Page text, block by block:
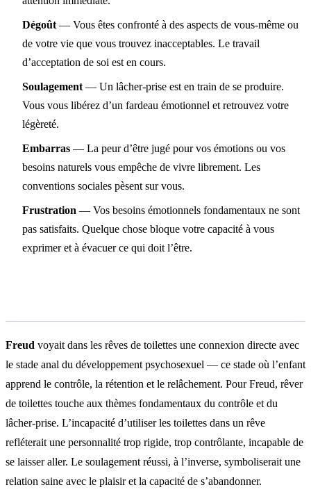
Dégoût — Vous êtes confronté à des aspects de vous-même ou
de votre vie que vous trouvez inacceptables. Le travail
d’acceptation de soi est en cours.
Soulagement — Un lâcher-prise est en train de se produire.
Vous vous libérez d’un fardeau émotionnel et retrouvez votre
légèreté.
Embarras — La peur d’être jugé pour vos émotions ou vos
besoins naturels vous empêche de vivre librement. Les
conventions sociales pèsent sur vous.
Frustration — Vos besoins émotionnels fondamentaux ne sont
pas satisfaits. Quelque chose bloque votre capacité à vous
exprimer et à évacuer ce qui doit l’être.
Freud voyait dans les rêves de toilettes une connexion directe avec
le stade anal du développement psychosexuel — ce stade où l’enfant
apprend le contrôle, la rétention et le relâchement. Pour Freud, rêver
de toilettes touche aux thèmes fondamentaux du contrôle et du
lâcher-prise. L’incapacité d’utiliser les toilettes dans un rêve
refléterait une personnalité trop rigide, trop contrôlante, incapable de
se laisser aller. Le soulagement réussi, à l’inverse, symboliserait une
relation saine avec le plaisir et la capacité de s’abandonner.